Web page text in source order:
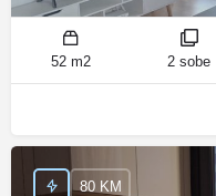
52 m2 2 sobe
80 KM